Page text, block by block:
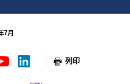
7月
列印